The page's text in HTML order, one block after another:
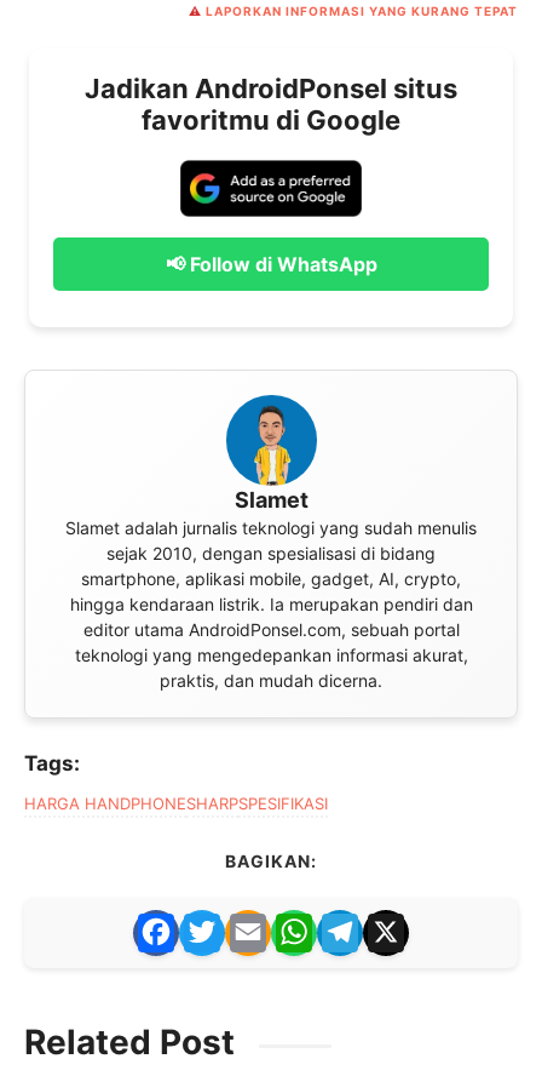
⚠️ LAPORKAN INFORMASI YANG KURANG TEPAT
Jadikan AndroidPonsel situs
favoritmu di Google
📢 Follow di WhatsApp
Slamet
Slamet adalah jurnalis teknologi yang sudah menulis
sejak 2010, dengan spesialisasi di bidang
smartphone, aplikasi mobile, gadget, AI, crypto,
hingga kendaraan listrik. Ia merupakan pendiri dan
editor utama AndroidPonsel.com, sebuah portal
teknologi yang mengedepankan informasi akurat,
praktis, dan mudah dicerna.
Tags:
HARGA HANDPHONESHARPSPESIFIKASI
BAGIKAN:
F
a
e
T
w
er
E
m
l
W
h
T
el
X
Related Post